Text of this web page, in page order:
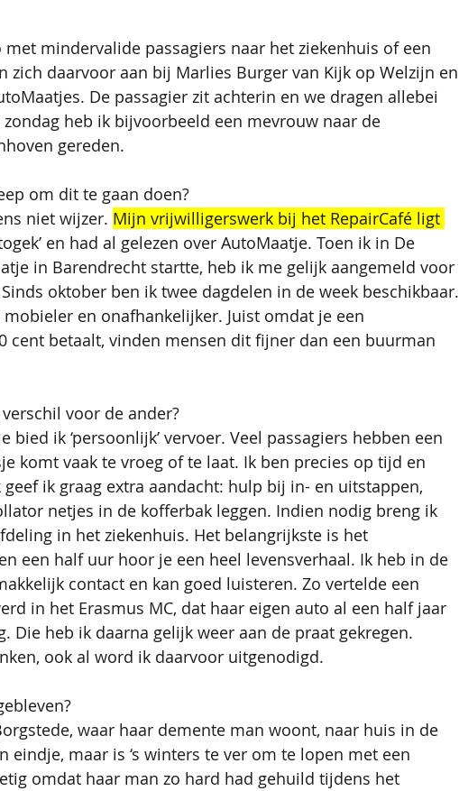
mindervalide passagiers naar het ziekenhuis of een
zich daarvoor aan bij Marlies Burger van Kijk op Welzijn en
De passagier zit achterin en we dragen allebei
heb ik bijvoorbeeld een mevrouw naar de
gereden.
om dit te gaan doen?
niet wijzer. Mijn vrijwilligerswerk bij het RepairCafé ligt
en had al gelezen over AutoMaatje. Toen ik in De
in Barendrecht startte, heb ik me gelijk aangemeld voor
oktober ben ik twee dagdelen in de week beschikbaar.
en onafhankelijker. Juist omdat je een
cent betaalt, vinden mensen dit fijner dan een buurman
voor de ander?
bied ik ‘persoonlijk’ vervoer. Veel passagiers hebben een
komt vaak te vroeg of te laat. Ik ben precies op tijd en
ik graag extra aandacht: hulp bij in- en uitstappen,
netjes in de kofferbak leggen. Indien nodig breng ik
in het ziekenhuis. Het belangrijkste is het
een half uur hoor je een heel levensverhaal. Ik heb in de
contact en kan goed luisteren. Zo vertelde een
in het Erasmus MC, dat haar eigen auto al een half jaar
Die heb ik daarna gelijk weer aan de praat gekregen.
ook al word ik daarvoor uitgenodigd.
waar haar demente man woont, naar huis in de
eindje, maar is ‘s winters te ver om te lopen met een
omdat haar man zo hard had gehuild tijdens het